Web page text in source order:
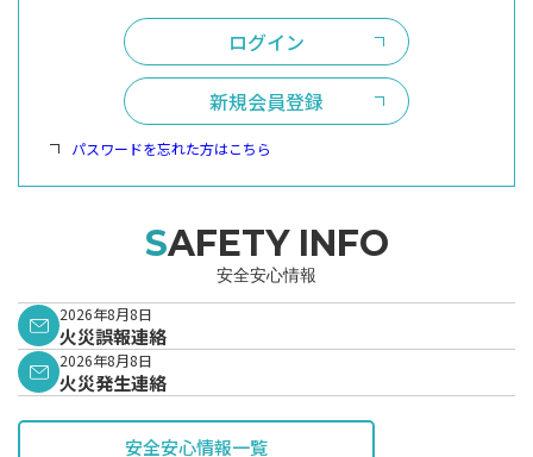
ログイン
新規会員登録
パスワードを忘れた方はこちら
SAFETY INFO
安全安心情報
2026年8月8日
火災誤報連絡
2026年8月8日
火災発生連絡
安全安心情報一覧